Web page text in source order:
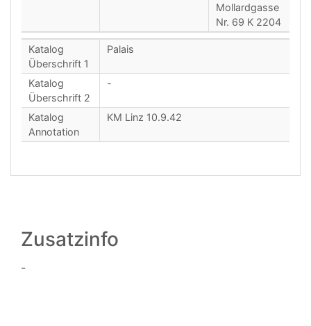
Mollardgasse
Nr. 69 K 2204
Katalog
Überschrift 1
Palais
Katalog
Überschrift 2
-
Katalog
Annotation
KM Linz 10.9.42
Zusatzinfo
-